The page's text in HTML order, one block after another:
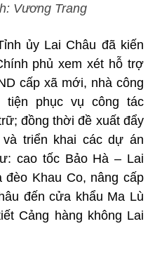
Vương Trang
ủy Lai Châu đã kiến
phủ xem xét hỗ trợ
cấp xã mới, nhà công
phục vụ công tác
đồng thời đề xuất đẩy
triển khai các dự án
cao tốc Bảo Hà – Lai
Khau Co, nâng cấp
đến cửa khẩu Ma Lù
Cảng hàng không Lai